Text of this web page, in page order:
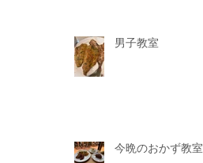
男子教室
今晩のおかず教室